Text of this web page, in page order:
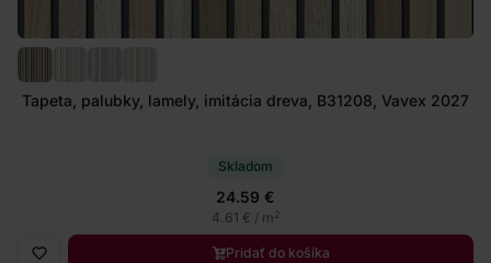
Tapeta, palubky, lamely, imitácia dreva, B31208, Vavex 2027
Skladom
24.59 €
4.61 € / m2
Pridať do košíka